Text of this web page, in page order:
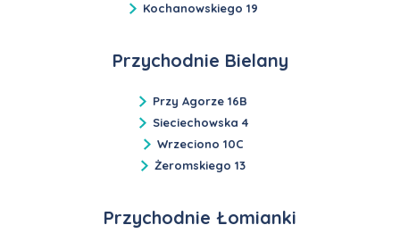
Kochanowskiego 19
Przychodnie Bielany
Przy Agorze 16B
Sieciechowska 4
Wrzeciono 10C
Żeromskiego 13
Przychodnie Łomianki